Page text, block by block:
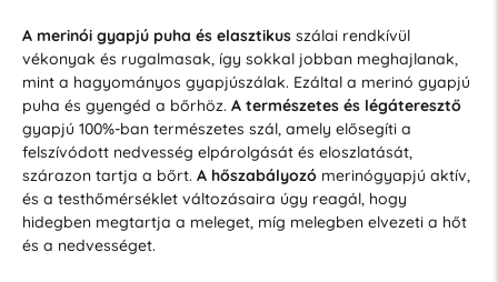
A merinói gyapjú puha és elasztikusszálai rendkívül
vékonyak és rugalmasak, így sokkal jobban meghajlanak,
mint a hagyományos gyapjúszálak. Ezáltal a merinó gyapjú
puha és gyengéd a bőrhöz. A természetes és légáteresztő
gyapjú 100%-ban természetes szál, amely elősegíti a
felszívódott nedvesség elpárolgását és eloszlatását,
szárazon tartja a bőrt. A hőszabályozómerinógyapjú aktív,
és a testhőmérséklet változásaira úgy reagál, hogy
hidegben megtartja a meleget, míg melegben elvezeti a hőt
és a nedvességet.